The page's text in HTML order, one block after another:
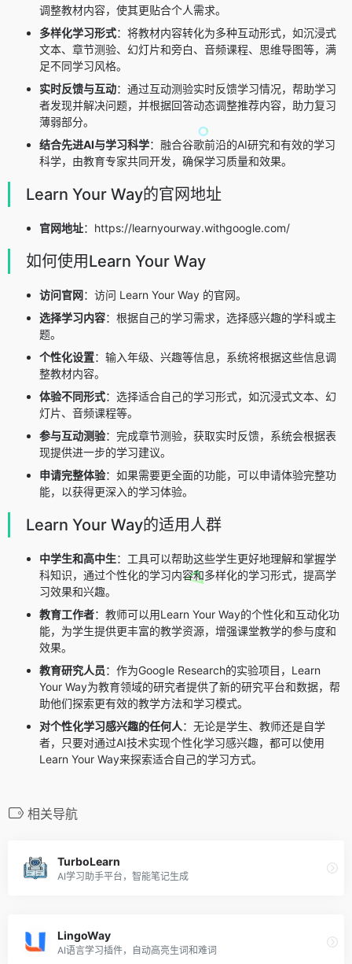
调整教材内容，使其更贴合个人需求。
多样化学习形式：将教材内容转化为多种互动形式，如沉浸式
文本、章节测验、幻灯片和旁白、音频课程、思维导图等，满
足不同学习风格。
实时反馈与互动：通过互动测验实时反馈学习情况，帮助学习
者发现并解决问题，并根据回答动态调整推荐内容，助力复习
薄弱部分。
结合先进AI与学习科学：融合谷歌前沿的AI研究和有效的学习
科学，由教育专家共同开发，确保学习质量和效果。
Learn Your Way的官网地址
官网地址：https://learnyourway.withgoogle.com/
如何使用Learn Your Way
访问官网：访问 Learn Your Way 的官网。
选择学习内容：根据自己的学习需求，选择感兴趣的学科或主
题。
个性化设置：输入年级、兴趣等信息，系统将根据这些信息调
整教材内容。
体验不同形式：选择适合自己的学习形式，如沉浸式文本、幻
灯片、音频课程等。
参与互动测验：完成章节测验，获取实时反馈，系统会根据表
现提供进一步的学习建议。
申请完整体验：如果需要更全面的功能，可以申请体验完整功
能，以获得更深入的学习体验。
Learn Your Way的适用人群
中学生和高中生：工具可以帮助这些学生更好地理解和掌握学
科知识，通过个性化的学习内容和多样化的学习形式，提高学
习效果和兴趣。
教育工作者：教师可以用Learn Your Way的个性化和互动化功
能，为学生提供更丰富的教学资源，增强课堂教学的参与度和
效果。
教育研究人员：作为Google Research的实验项目，Learn
Your Way为教育领域的研究者提供了新的研究平台和数据，帮
助他们探索更有效的教学方法和学习模式。
对个性化学习感兴趣的任何人：无论是学生、教师还是自学
者，只要对通过AI技术实现个性化学习感兴趣，都可以使用
Learn Your Way来探索适合自己的学习方式。
相关导航
TurboLearn
AI学习助手平台，智能笔记生成
LingoWay
AI语言学习插件，自动高亮生词和难词